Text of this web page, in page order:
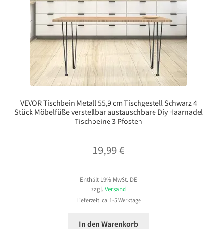
VEVOR Tischbein Metall 55,9 cm Tischgestell Schwarz 4
Stück Möbelfüße verstellbar austauschbare Diy Haarnadel
Tischbeine 3 Pfosten
19,99€
Enthält 19% MwSt. DE
zzgl. Versand
Lieferzeit: ca. 1-5 Werktage
In den Warenkorb